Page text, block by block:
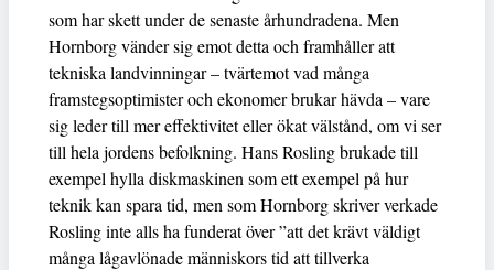
som har skett under de senaste århundradena. Men
Hornborg vänder sig emot detta och framhåller att
tekniska landvinningar – tvärtemot vad många
framstegsoptimister och ekonomer brukar hävda – vare
sig leder till mer effektivitet eller ökat välstånd, om vi ser
till hela jordens befolkning. Hans Rosling brukade till
exempel hylla diskmaskinen som ett exempel på hur
teknik kan spara tid, men som Hornborg skriver verkade
Rosling inte alls ha funderat över ”att det krävt väldigt
många lågavlönade människors tid att tillverka